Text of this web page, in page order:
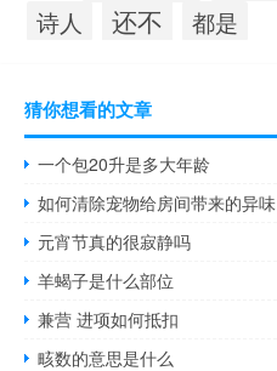
诗人 还不 都是
猜你想看的文章
一个包20升是多大年龄
如何清除宠物给房间带来的异味
元宵节真的很寂静吗
羊蝎子是什么部位
兼营 进项如何抵扣
畡数的意思是什么